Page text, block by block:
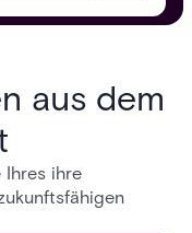
aus dem
Ihres ihre